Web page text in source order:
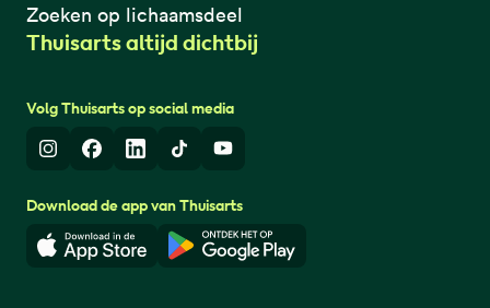
Zoeken op lichaamsdeel
Thuisarts altijd dichtbij
Volg Thuisarts op social media
InstagramFacebook
LinkedInTikTokYoutube
Download de app van Thuisarts
Download in de App StoreDownload in de Google Play